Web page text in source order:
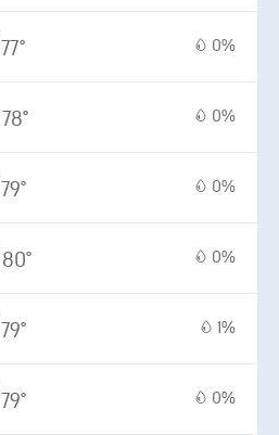
77° 0%
78° 0%
79° 0%
80° 0%
79° 1%
79° 0%